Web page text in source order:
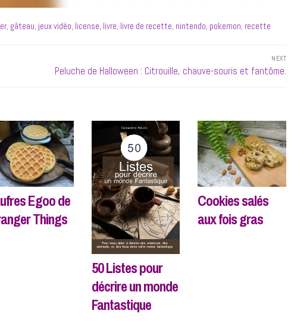
, gâteau, jeux vidéo, license, livre, livre de recette, nintendo, pokemon, recette
NEXT
Next
Peluche de Halloween : Citrouille, chauve-souris et fantôme.
Egoo de
Things
50 Listes pour
décrire un monde
Fantastique
Cookies salés
aux fois gras